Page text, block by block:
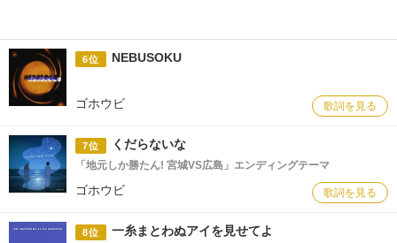
6位 NEBUSOKU
ゴホウビ 歌詞を見る
7位 くだらないな
「地元しか勝たん! 宮城VS広島」エンディングテーマ
ゴホウビ 歌詞を見る
8位 一糸まとわぬアイを見せてよ